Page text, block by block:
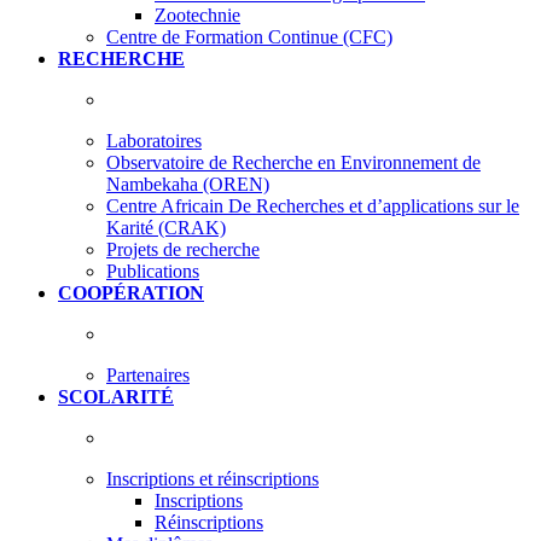
Zootechnie
Centre de Formation Continue (CFC)
RECHERCHE
Laboratoires
Observatoire de Recherche en Environnement de
Nambekaha (OREN)
Centre Africain De Recherches et d’applications sur le
Karité (CRAK)
Projets de recherche
Publications
COOPÉRATION
Partenaires
SCOLARITÉ
Inscriptions et réinscriptions
Inscriptions
Réinscriptions